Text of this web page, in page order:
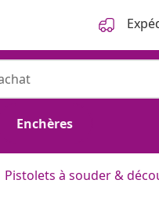
Enchères
Pistolets à souder &